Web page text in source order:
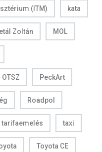
(ITM) kata
Zoltán MOL
OTSZ PeckArt
Roadpol
tarifaemelés taxi
Toyota CE